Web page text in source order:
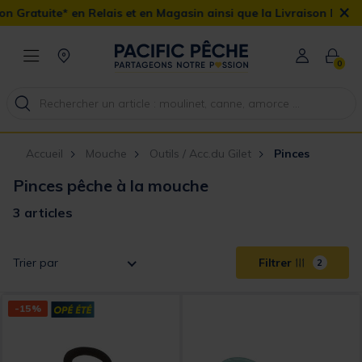
en Relais et en Magasin ainsi que la Livraison Domicile
×
0
Accueil Mouche Outils / Acc.du Gilet Pinces
Pinces pêche à la mouche
3 articles
Trier par Filtrer 2
-15%